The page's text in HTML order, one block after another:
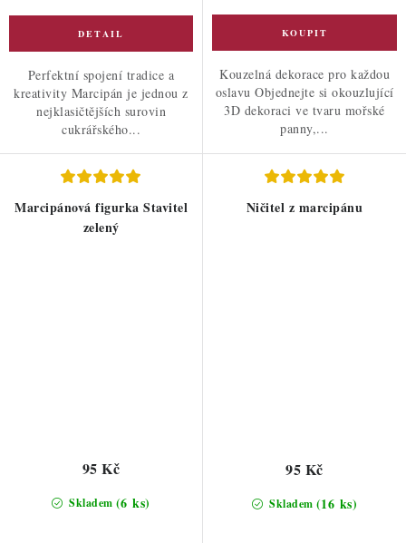
Perfektní spojení tradice a
kreativity Marcipán je jednou z
nejklasičtějších surovin
cukrářského...
Kouzelná dekorace pro každou
oslavu Objednejte si okouzlující
3D dekoraci ve tvaru mořské
panny,...
Marcipánová figurka Stavitel
zelený
Skladem (6 ks)
95 Kč
Ničitel z marcipánu
Skladem (16 ks)
95 Kč